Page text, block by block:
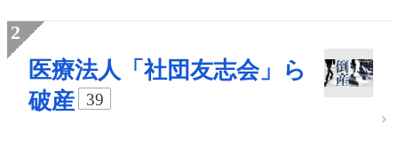
医療法人「社団友志会」ら
破産
39